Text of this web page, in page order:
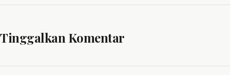
Tinggalkan Komentar